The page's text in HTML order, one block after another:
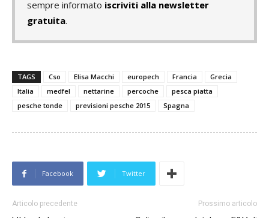
sempre informato iscriviti alla newsletter
gratuita.
TAGS Cso Elisa Macchi europech Francia
Grecia
Italia
medfel nettarine percoche
pesca piatta
pesche tonde
previsioni pesche 2015 Spagna
Facebook Twitter
Articolo precedente Prossimo articolo